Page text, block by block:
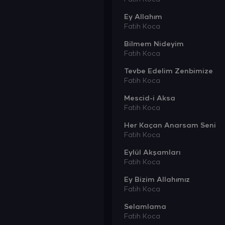
Ey Allahım
Fatih Koca
Bilmem Nideyim
Fatih Koca
Tevbe Edelim Zenbimize
Fatih Koca
Mescid-i Aksa
Fatih Koca
Her Kaçan Anarsam Seni
Fatih Koca
Eylül Akşamları
Fatih Koca
Ey Bizim Allahımız
Fatih Koca
Selamlama
Fatih Koca